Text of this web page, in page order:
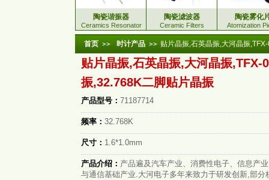
陶瓷谐振器
Ceramics Resonator
陶瓷滤波器
Ceramic Filters
陶瓷雾化
Atomization
首页 时计产品 贴片晶振,石英晶振,大河晶振
贴片晶振,石英晶振,大河晶振,TFX-
振,32.768K二脚贴片晶振
产品型号： 71187714
频率： 32.768K
尺寸： 1.6*1.0mm
产品介绍： 产品遍及汽车产业、消费性电子、信息产
与通信基础产业.大河电子多年来致力于研发创新,部分